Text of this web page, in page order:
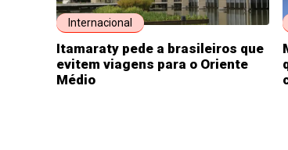
Internacional
Itamaraty pede a brasileiros que
evitem viagens para o Oriente
Médio